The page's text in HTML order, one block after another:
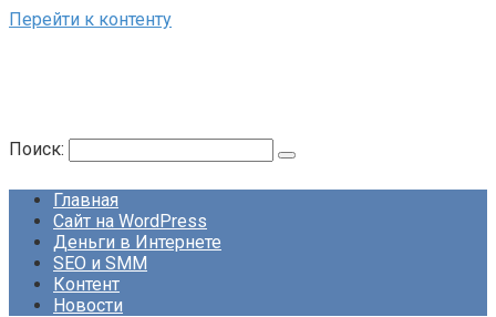
Перейти к контенту
Поиск:
Главная
Сайт на WordPress
Деньги в Интернете
SEO и SMM
Контент
Новости